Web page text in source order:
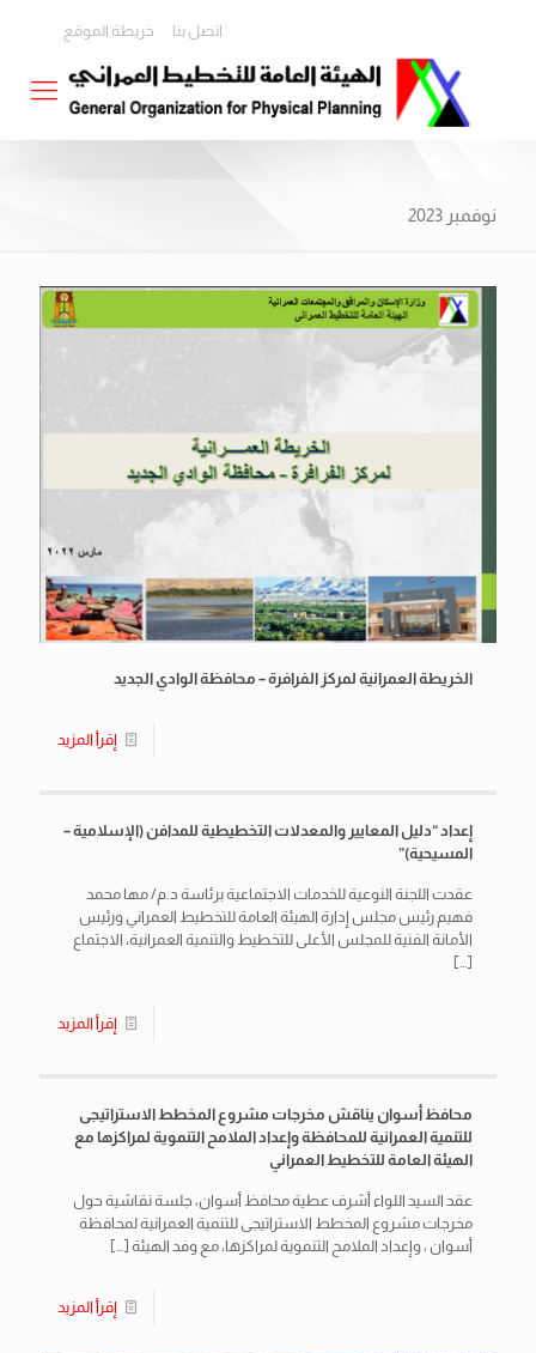
اتصل بنا خريطة الموقع
نوفمبر 2023
الخريطة العمرانية لمركز الفرافرة – محافظة الوادي الجديد
إقرأ المزيد
إعداد “دليل المعايير والمعدلات التخطيطية للمدافن (الإسلامية –
المسيحية)”
عقدت اللجنة النوعية للخدمات الاجتماعية برئاسة د.م/ مها محمد
فهيم رئيس مجلس إدارة الهيئة العامة للتخطيط العمراني ورئيس
الأمانة الفنية للمجلس الأعلى للتخطيط والتنمية العمرانية، الاجتماع
[…]
إقرأ المزيد
محافظ أسوان يناقش مخرجات مشروع المخطط الاستراتيجى
للتنمية العمرانية للمحافظة وإعداد الملامح التنموية لمراكزها مع
الهيئة العامة للتخطيط العمراني
عقد السيد اللواء أشرف عطية محافظ أسوان، جلسة نقاشية حول
مخرجات مشروع المخطط الاستراتيجى للتنمية العمرانية لمحافظة
أسوان ، وإعداد الملامح التنموية لمراكزها، مع وفد الهيئة […]
إقرأ المزيد